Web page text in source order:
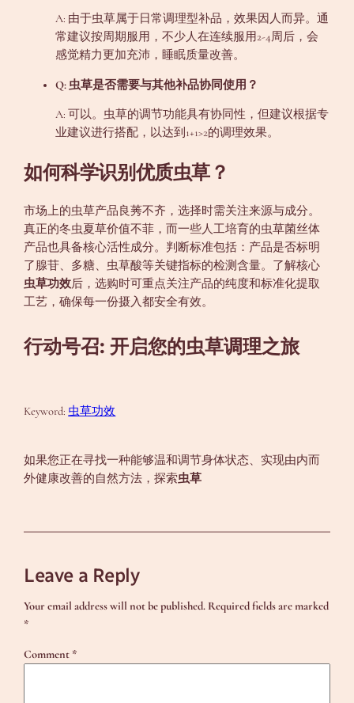
A: 由于虫草属于日常调理型补品，效果因人而异。通
常建议按周期服用，不少人在连续服用2-4周后，会
感觉精力更加充沛，睡眠质量改善。
Q: 虫草是否需要与其他补品协同使用？
A: 可以。虫草的调节功能具有协同性，但建议根据专
业建议进行搭配，以达到1+1>2的调理效果。
如何科学识别优质虫草？
市场上的虫草产品良莠不齐，选择时需关注来源与成分。
真正的冬虫夏草价值不菲，而一些人工培育的虫草菌丝体
产品也具备核心活性成分。判断标准包括：产品是否标明
了腺苷、多糖、虫草酸等关键指标的检测含量。了解核心
虫草功效后，选购时可重点关注产品的纯度和标准化提取
工艺，确保每一份摄入都安全有效。
行动号召: 开启您的虫草调理之旅
Keyword: 虫草功效
如果您正在寻找一种能够温和调节身体状态、实现由内而
外健康改善的自然方法，探索虫草
Leave a Reply
Your email address will not be published. Required fields are marked
*
Comment *